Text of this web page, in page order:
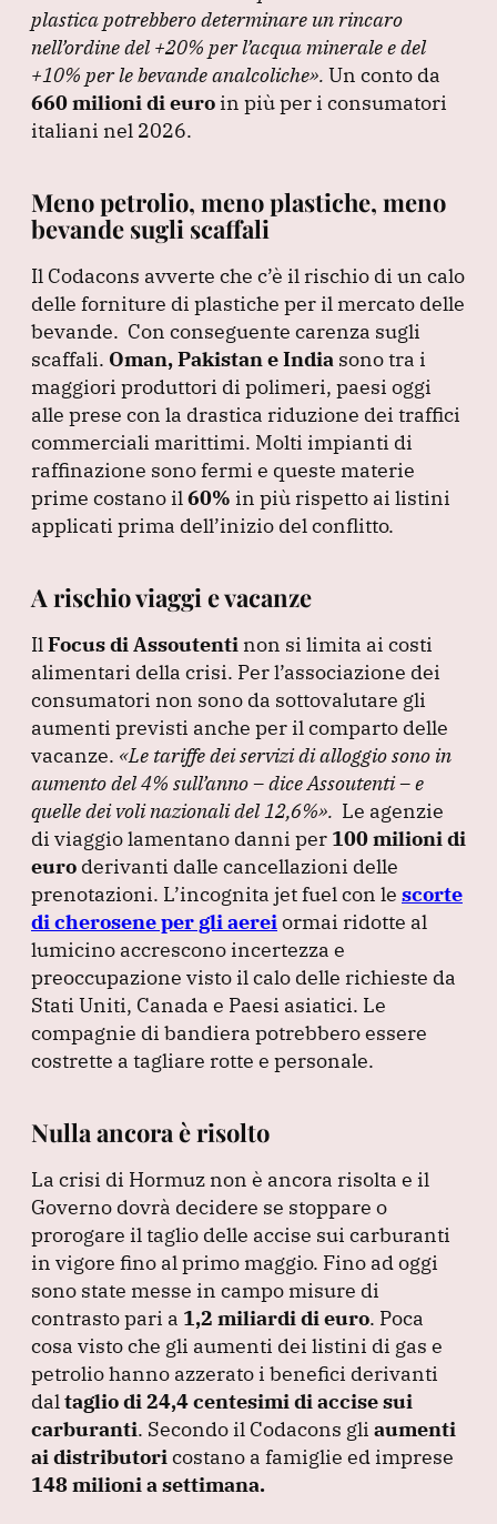
plastica potrebbero determinare un rincaro
nell’ordine del +20% per l’acqua minerale e del
+10% per le bevande analcoliche». Un conto da
660 milioni di euro in più per i consumatori
italiani nel 2026.
Meno petrolio, meno plastiche, meno
bevande sugli scaffali
Il Codacons avverte che c’è il rischio di un calo
delle forniture di plastiche per il mercato delle
bevande. Con conseguente carenza sugli
scaffali. Oman, Pakistan e India sono tra i
maggiori produttori di polimeri, paesi oggi
alle prese con la drastica riduzione dei traffici
commerciali marittimi. Molti impianti di
raffinazione sono fermi e queste materie
prime costano il 60% in più rispetto ai listini
applicati prima dell’inizio del conflitto.
A rischio viaggi e vacanze
Il Focus di Assoutenti non si limita ai costi
alimentari della crisi. Per l’associazione dei
consumatori non sono da sottovalutare gli
aumenti previsti anche per il comparto delle
vacanze. «Le tariffe dei servizi di alloggio sono in
aumento del 4% sull’anno – dice Assoutenti – e
quelle dei voli nazionali del 12,6%». Le agenzie
di viaggio lamentano danni per 100 milioni di
euro derivanti dalle cancellazioni delle
prenotazioni. L’incognita jet fuel con le scorte
di cherosene per gli aerei ormai ridotte al
lumicino accrescono incertezza e
preoccupazione visto il calo delle richieste da
Stati Uniti, Canada e Paesi asiatici. Le
compagnie di bandiera potrebbero essere
costrette a tagliare rotte e personale.
Nulla ancora è risolto
La crisi di Hormuz non è ancora risolta e il
Governo dovrà decidere se stoppare o
prorogare il taglio delle accise sui carburanti
in vigore fino al primo maggio. Fino ad oggi
sono state messe in campo misure di
contrasto pari a 1,2 miliardi di euro. Poca
cosa visto che gli aumenti dei listini di gas e
petrolio hanno azzerato i benefici derivanti
dal taglio di 24,4 centesimi di accise sui
carburanti. Secondo il Codacons gli aumenti
ai distributori costano a famiglie ed imprese
148 milioni a settimana.